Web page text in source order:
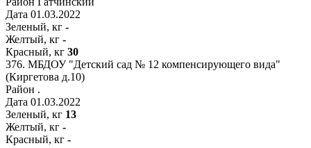
Дата 01.03.2022
Зеленый, кг -
Желтый, кг -
Красный, кг 30
376. МБДОУ "Детский сад № 12 компенсирующего вида"
(Киргетова д.10)
Район .
Дата 01.03.2022
Зеленый, кг 13
Желтый, кг -
Красный, кг -